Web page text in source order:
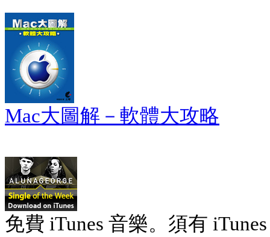
Mac大圖解－軟體大攻略
免費 iTunes 音樂。須有